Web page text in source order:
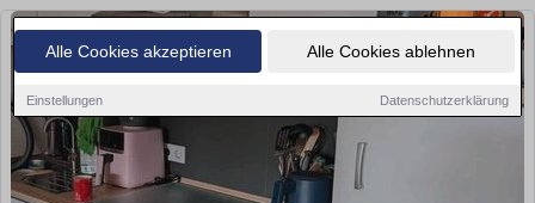
Alle Cookies akzeptieren Alle Cookies ablehnen
Einstellungen Datenschutzerklärung